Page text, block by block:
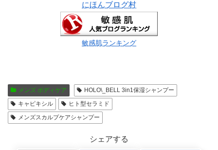
にほんブログ村
敏感肌ランキング
メンズ ボディケア
HOLO\_BELL 3in1保湿シャンプー
キャピキシル
ヒト型セラミド
メンズスカルプケアシャンプー
シェアする